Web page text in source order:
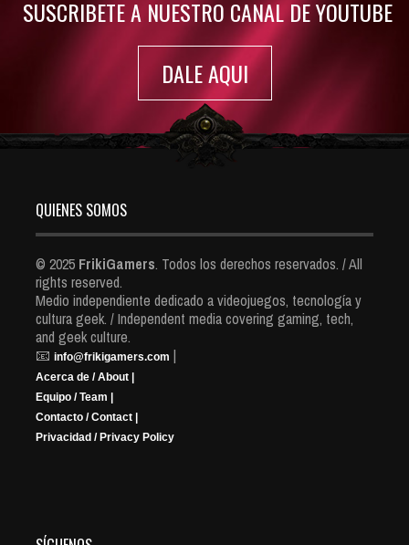
SUSCRIBETE A NUESTRO CANAL DE YOUTUBE
DALE AQUI
QUIENES SOMOS
© 2025 FrikiGamers. Todos los derechos reservados. / All
rights reserved.
Medio independiente dedicado a videojuegos, tecnología y
cultura geek. / Independent media covering gaming, tech,
and geek culture.
📧 info@frikigamers.com |
Acerca de / About |
Equipo / Team |
Contacto / Contact |
Privacidad / Privacy Policy